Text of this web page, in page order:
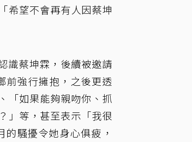
希望不會再有人因蔡坤
識蔡坤霖，後續被邀請
前強行擁抱，之後更透
「如果能夠親吻你、抓
」等，甚至表示「我很
騷擾令她身心俱疲，